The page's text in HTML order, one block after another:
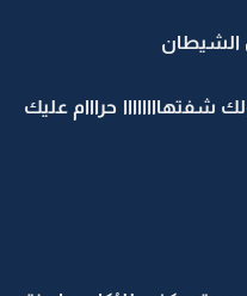
الشيطان
شفتهاااااااا حرااام عليك